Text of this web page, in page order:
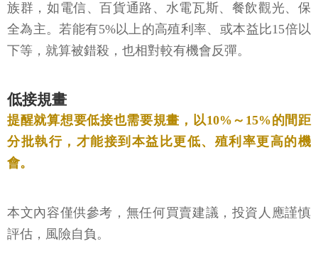
族群，如電信、百貨通路、水電瓦斯、餐飲觀光、保
全為主。若能有5%以上的高殖利率、或本益比15倍以
下等，就算被錯殺，也相對較有機會反彈。
低接規畫
提醒就算想要低接也需要規畫，以10%～15%的間距
分批執行，才能接到本益比更低、殖利率更高的機
會。
本文內容僅供參考，無任何買賣建議，投資人應謹慎
評估，風險自負。